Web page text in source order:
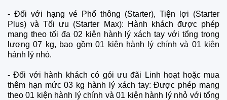
- Đối với hạng vé Phổ thông (Starter), Tiện lợi (Starter
Plus) và Tối ưu (Starter Max): Hành khách được phép
mang theo tối đa 02 kiện hành lý xách tay với tổng trọng
lượng 07 kg, bao gồm 01 kiện hành lý chính và 01 kiện
hành lý nhỏ.
- Đối với hành khách có gói ưu đãi Linh hoạt hoặc mua
thêm hạn mức 03 kg hành lý xách tay: Được phép mang
theo 01 kiện hành lý chính và 01 kiện hành lý nhỏ với tổng